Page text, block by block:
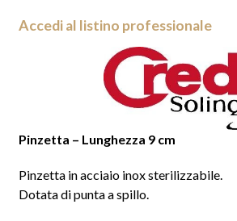
Accedi al listino professionale
Pinzetta – Lunghezza 9 cm
Pinzetta in acciaio inox sterilizzabile.
Dotata di punta a spillo.